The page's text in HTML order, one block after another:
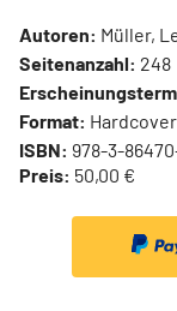
Autoren: Müller,
Seitenanzahl: 248
Format: Hardcover
ISBN: 978-3-
Preis: 50,00 €